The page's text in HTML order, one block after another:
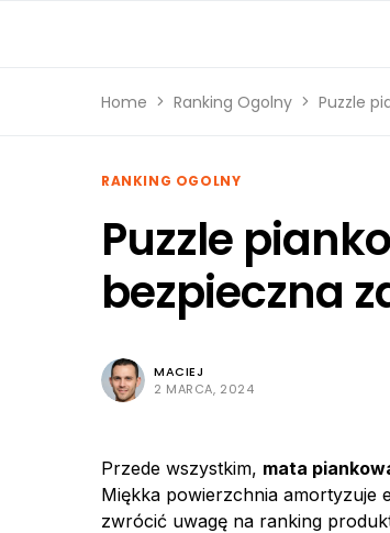
Home Ranking Ogolny Puzzle
RANKING OGOLNY
Puzzle
bezpieczna
MACIEJ
2 MARCA, 2024
Przede wszystkim, mata
Miękka powierzchnia amortyzuje
zwrócić uwagę na ranking